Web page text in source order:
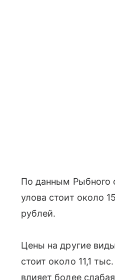
По данным Рыбного
улова стоит около
рублей.
Цены на другие
стоит около 11,1
влияет более